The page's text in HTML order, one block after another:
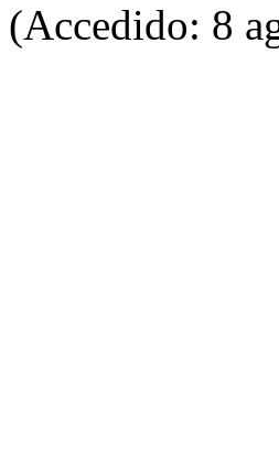
(Accedido: 8